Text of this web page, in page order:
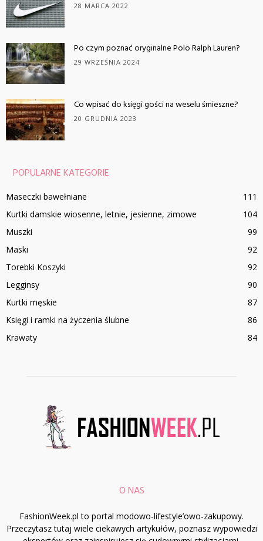
28 MARCA 2022
Po czym poznać oryginalne Polo Ralph Lauren?
29 WRZEŚNIA 2024
Co wpisać do księgi gości na weselu śmieszne?
20 GRUDNIA 2023
POPULARNE KATEGORIE
Maseczki bawełniane
111
Kurtki damskie wiosenne, letnie, jesienne, zimowe
104
Muszki
99
Maski
92
Torebki Koszyki
92
Legginsy
90
Kurtki męskie
87
Księgi i ramki na życzenia ślubne
86
Krawaty
84
O NAS
FashionWeek.pl to portal modowo-lifestyle’owo-zakupowy.
Przeczytasz tutaj wiele ciekawych artykułów, poznasz wypowiedzi